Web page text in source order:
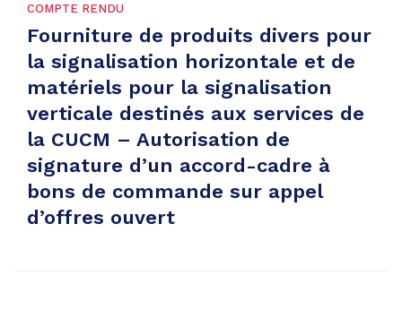
COMPTE RENDU
Fourniture de produits divers pour
la signalisation horizontale et de
matériels pour la signalisation
verticale destinés aux services de
la CUCM – Autorisation de
signature d’un accord-cadre à
bons de commande sur appel
d’offres ouvert